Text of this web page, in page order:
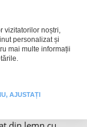
lemn
vizitatorilor noștri,
personalizat și
mai multe informații
AJUSTAȚI